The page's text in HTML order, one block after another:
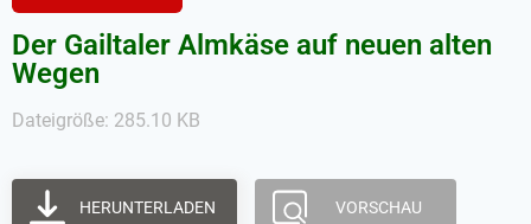
Der Gailtaler Almkäse auf neuen alten
Wegen
Dateigröße: 285.10 KB
HERUNTERLADEN VORSCHAU